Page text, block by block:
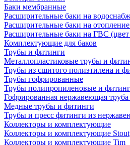
Баки мембранные
Расширительные баки на
Расширительные баки на
Расширительные баки на ГВС
Комплектующие для баков
Трубы и фитинги
Металлопластиковые трубы и
Трубы из сшитого полиэтилена и
Трубы гофрированные
Трубы полипропиленовые и
Гофрированная нержавеющая
Медные трубы и фитинги
Трубы и пресс фитинги из
Коллекторы и комплектующие
Коллекторы и комплектующие Stout
Коллекторы и комплектующие Tim